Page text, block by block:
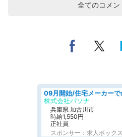
全てのコメン
株式会社パソナ
兵庫県 加古川市
時給1,550円
正社員
スポンサー：求人ボックス